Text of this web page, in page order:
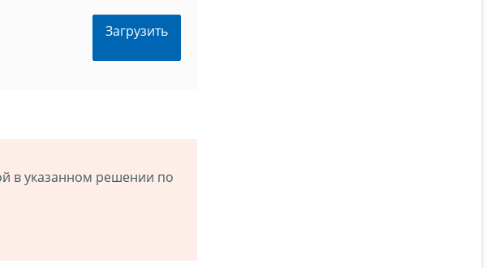
Загрузить
в указанном решении по